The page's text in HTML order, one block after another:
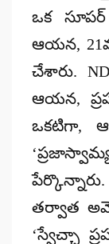
ఒక
ఆయన,
చేశారు.
ఆయన,
ఒకటిగా,
తర్వాత
‘స్వేచ్ఛా